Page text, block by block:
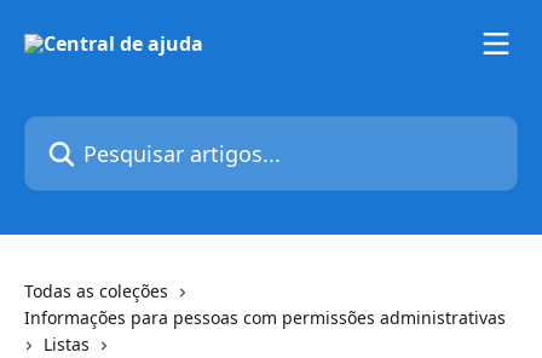
Pesquisar artigos...
Todas as coleções
Informações para pessoas com permissões administrativas
Listas